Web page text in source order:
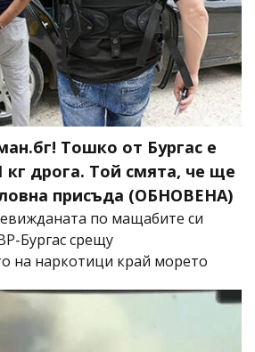
Тошко от Бургас е
кг дрога. Той смята, че ще
присъда (ОБНОВЕНА)
по мащабите си
Бургас срещу
на наркотици край морето